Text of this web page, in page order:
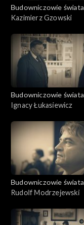
Budowniczowie świata
Kazimierz Gzowski
Budowniczowie świata
Ignacy Łukasiewicz
Budowniczowie świata
Rudolf Modrzejewski